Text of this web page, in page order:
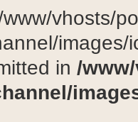
vhosts/
in /